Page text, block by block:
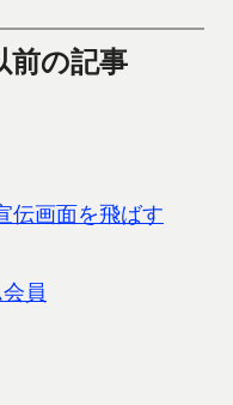
の記事
伝画面を飛ばす
員